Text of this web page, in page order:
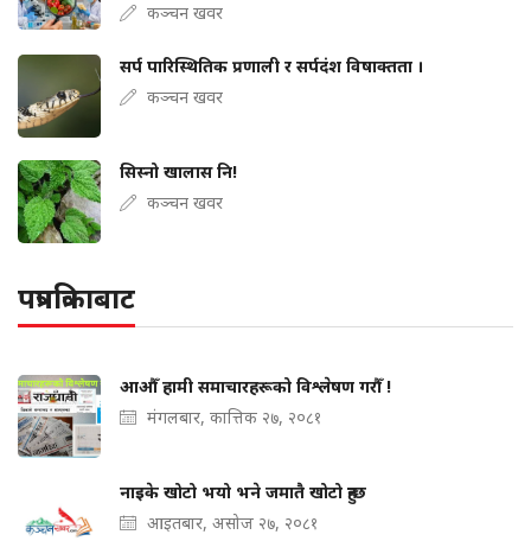
कञ्चन खवर
सर्प पारिस्थितिक प्रणाली र सर्पदंश विषाक्तता ।
कञ्चन खवर
सिस्नो खालास नि!
कञ्चन खवर
पत्रपत्रिकाबाट
आऔँ हामी समाचारहरूको विश्लेषण गरौँ !
मंगलबार, कात्तिक २७, २०८१
नाइके खोटो भयो भने जमातै खोटो हुन्छ
आइतबार, असोज २७, २०८१